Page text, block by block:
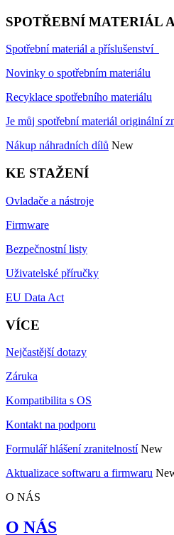
SPOTŘEBNÍ MATERIÁL
Spotřební materiál a příslušenství
Novinky o spotřebním materiálu
Recyklace spotřebního materiálu
Je můj spotřební materiál originální
Nákup náhradních dílů New
KE STAŽENÍ
Ovladače a nástroje
Firmware
Bezpečnostní listy
Uživatelské příručky
EU Data Act
VÍCE
Nejčastější dotazy
Záruka
Kompatibilita s OS
Kontakt na podporu
Formulář hlášení zranitelností New
Aktualizace softwaru a firmwaru
O NÁS
O NÁS